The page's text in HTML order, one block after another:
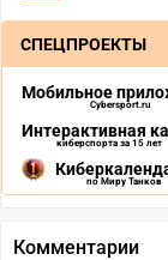
СПЕЦПРОЕКТЫ
Мобильное
Cybersport.ru
Интерактивная
киберспорта за 15 лет
по Миру Танков
Комментарии